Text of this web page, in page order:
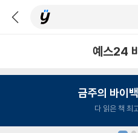
예스24
금주의 바이
다 읽은 책 최